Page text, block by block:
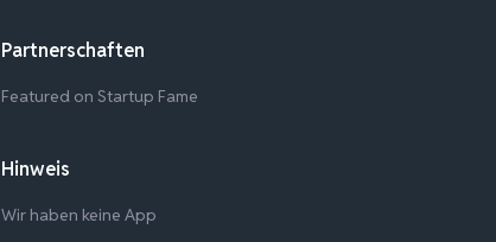
Partnerschaften
Featured on Startup Fame
Hinweis
Wir haben keine App